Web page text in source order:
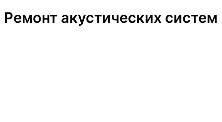
Ремонт акустических систем